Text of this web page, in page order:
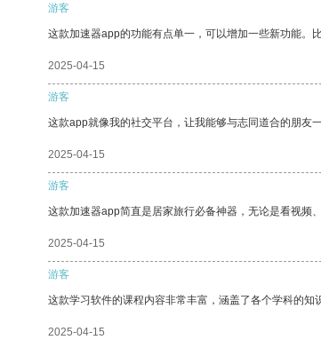
游客
这款加速器app的功能有点单一，可以增加一些新功能。
2025-04-15
游客
这款app就像我的社交平台，让我能够与志同道合的朋友一
2025-04-15
游客
这款加速器app简直是居家旅行必备神器，无论是看视频
2025-04-15
游客
这款学习软件的课程内容非常丰富，涵盖了各个学科的知
2025-04-15